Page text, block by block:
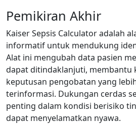
Pemikiran Akhir
Kaiser Sepsis Calculator adalah
informatif untuk mendukung
Alat ini mengubah data pasien
dapat ditindaklanjuti, membantu
keputusan pengobatan yang
terinformasi. Dukungan cerdas
penting dalam kondisi berisiko
dapat menyelamatkan nyawa.